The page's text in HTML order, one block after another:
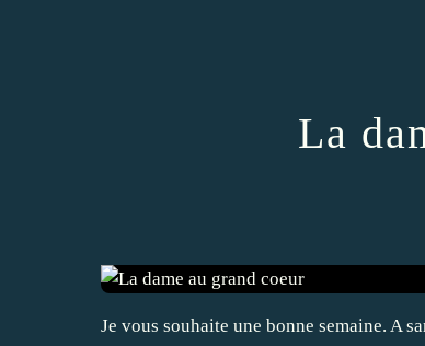
La
Je vous souhaite une bonne semaine. A